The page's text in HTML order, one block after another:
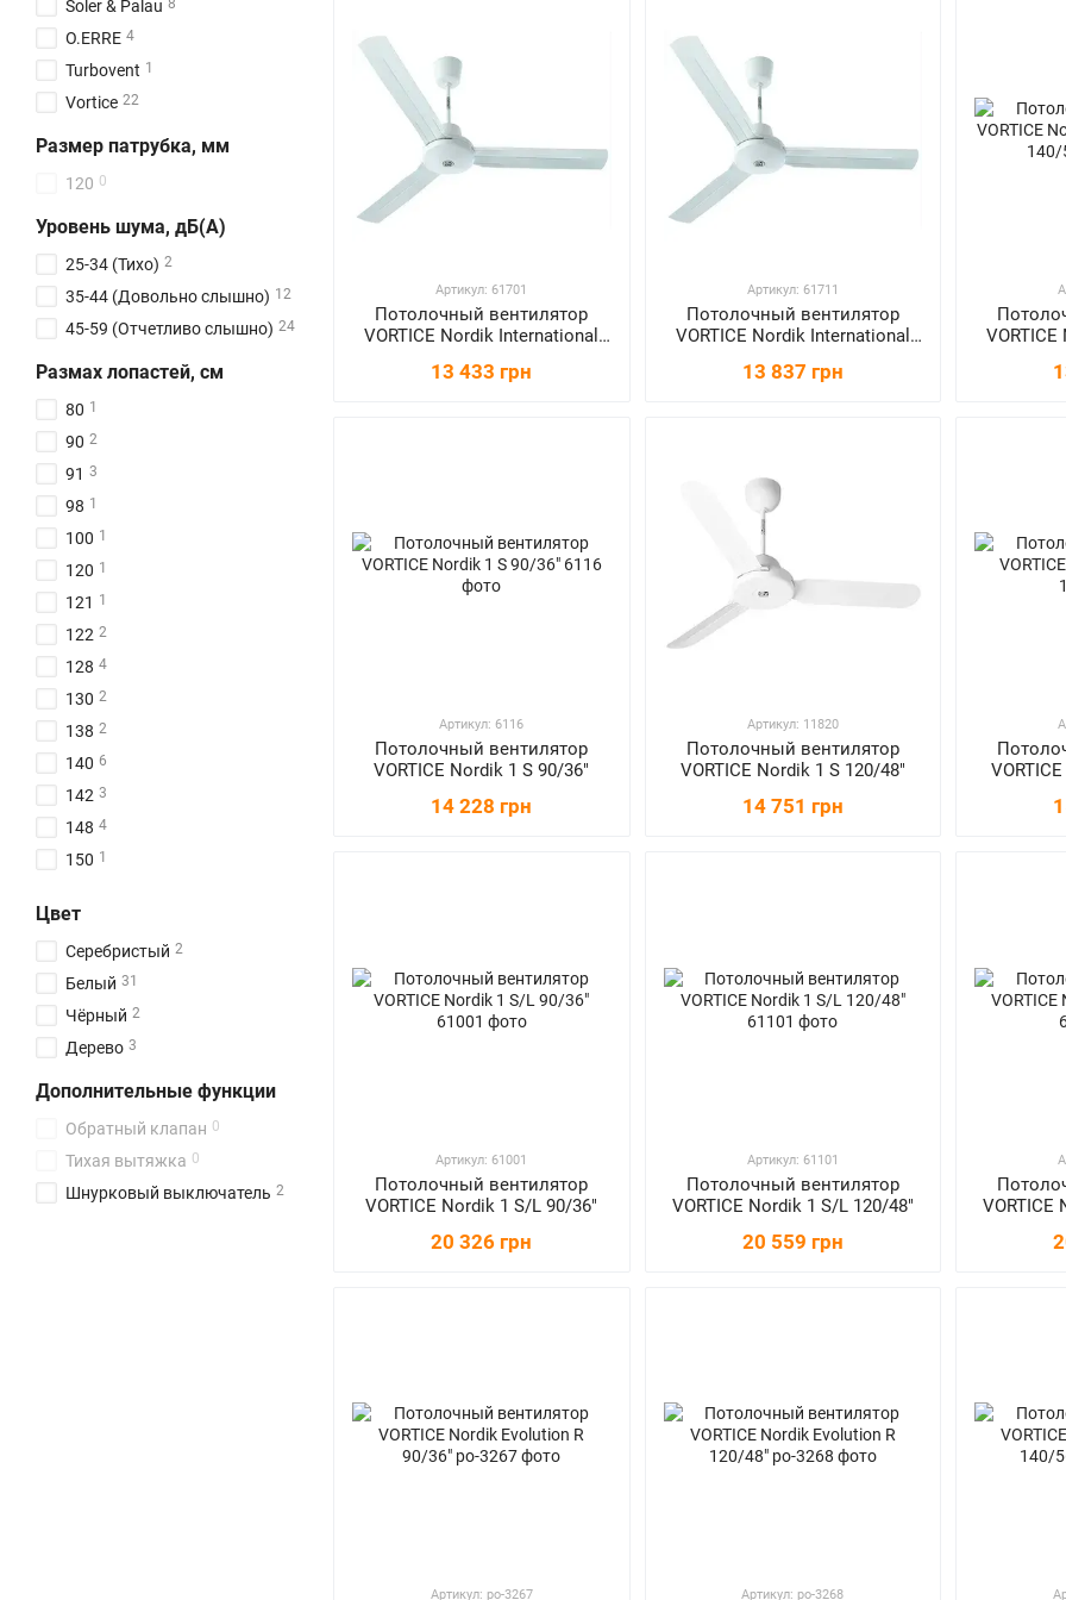
Артикул: 61701
Потолочный вентилятор
VORTICE Nordik International
13 433 грн
Артикул: 61711
Потолочный вентилятор
VORTICE Nordik International
13 837 грн
Артикул: 6116
Потолочный вентилятор
VORTICE Nordik 1 S 90/36"
14 228 грн
Артикул: 11820
Потолочный вентилятор
VORTICE Nordik 1 S 120/48"
14 751 грн
Артикул: 61001
Потолочный вентилятор
VORTICE Nordik 1 S/L 90/36"
20 326 грн
Артикул: 61101
Потолочный вентилятор
VORTICE Nordik 1 S/L 120/48"
20 559 грн
VORTICE
Артикул: po-3267 Артикул: po-3268
Soler & Palau 8
O.ERRE 4
Turbovent 1
Vortice 22
Размер патрубка, мм
120 0
Уровень шума, дБ(А)
25-34 (Тихо) 2
35-44 (Довольно слышно) 12
45-59 (Отчетливо слышно) 24
Размах лопастей, см
80 1
90 2
91 3
98 1
100 1
120 1
121 1
122 2
128 4
130 2
138 2
140 6
142 3
148 4
150 1
159
162 2
Цвет
Серебристый 2
Белый 31
Чёрный 2
Дерево 3
Дополнительные функции
Обратный клапан 0
Тихая вытяжка 0
Шнурковый выключатель 2